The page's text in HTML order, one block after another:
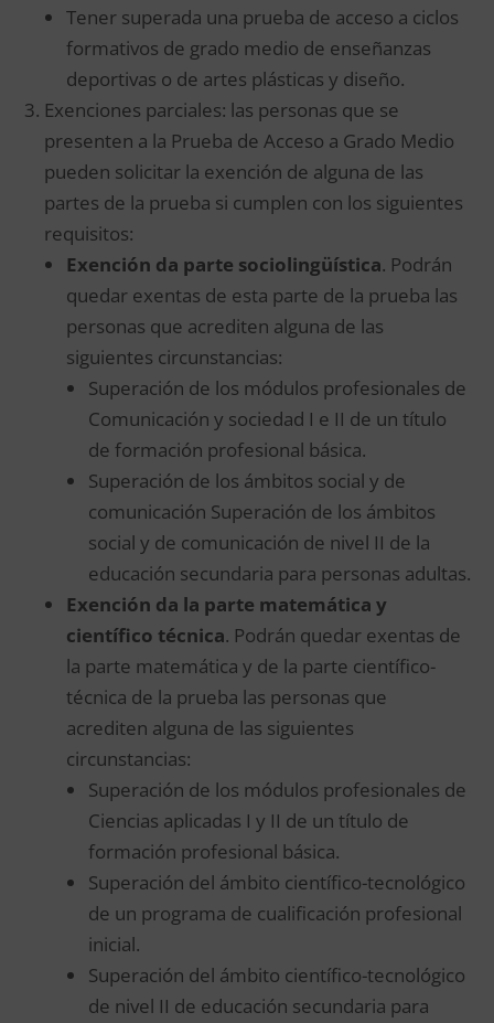
Tener superada una prueba de acceso a ciclos
formativos de grado medio de enseñanzas
deportivas o de artes plásticas y diseño.
Exenciones parciales: las personas que se
presenten a la Prueba de Acceso a Grado Medio
pueden solicitar la exención de alguna de las
partes de la prueba si cumplen con los siguientes
requisitos:
Exención da parte sociolingüística. Podrán
quedar exentas de esta parte de la prueba las
personas que acrediten alguna de las
siguientes circunstancias:
Superación de los módulos profesionales de
Comunicación y sociedad I e II de un título
de formación profesional básica.
Superación de los ámbitos social y de
comunicación Superación de los ámbitos
social y de comunicación de nivel II de la
educación secundaria para personas adultas.
Exención da la parte matemática y
científico técnica. Podrán quedar exentas de
la parte matemática y de la parte científico-
técnica de la prueba las personas que
acrediten alguna de las siguientes
circunstancias:
Superación de los módulos profesionales de
Ciencias aplicadas I y II de un título de
formación profesional básica.
Superación del ámbito científico-tecnológico
de un programa de cualificación profesional
inicial.
Superación del ámbito científico-tecnológico
de nivel II de educación secundaria para